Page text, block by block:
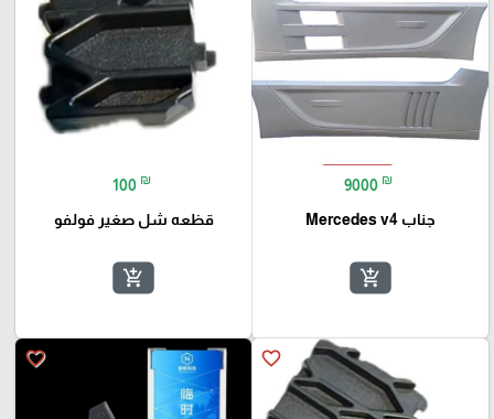
9000 ₪
جناب Mercedes v4
add_shopping_cart
100 ₪
قظعه شل صغير فولفو
add_shopping_cart
favorite_border
favorite_border